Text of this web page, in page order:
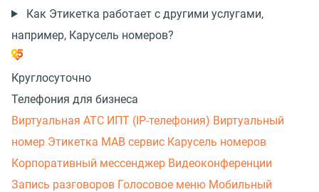
Как Этикетка работает с другими услугами,
например, Карусель номеров?
Круглосуточно
Телефония для бизнеса
Виртуальная АТС ИПТ (IP-телефония) Виртуальный
номер Этикетка МАВ сервис Карусель номеров
Корпоративный мессенджер Видеоконференции
Запись разговоров Голосовое меню Мобильный